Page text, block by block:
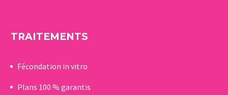
TRAITEMENTS
Fécondation in vitro
Plans 100 % garantis